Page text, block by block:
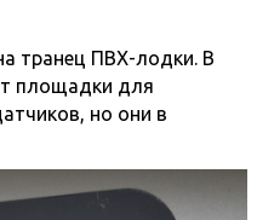
транец ПВХ-лодки. В
площадки для
но они в